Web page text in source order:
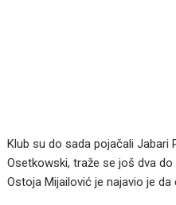
Klub su do sada pojačali Jabari
Osetkowski, traže se još dva
Ostoja Mijailović je najavio je